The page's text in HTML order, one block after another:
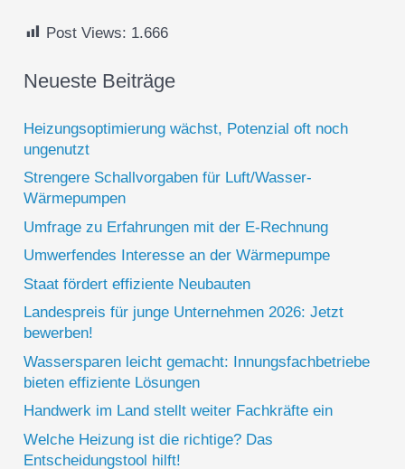
Post Views: 1.666
Neueste Beiträge
Heizungsoptimierung wächst, Potenzial oft noch
ungenutzt
Strengere Schallvorgaben für Luft/Wasser-
Wärmepumpen
Umfrage zu Erfahrungen mit der E-Rechnung
Umwerfendes Interesse an der Wärmepumpe
Staat fördert effiziente Neubauten
Landespreis für junge Unternehmen 2026: Jetzt
bewerben!
Wassersparen leicht gemacht: Innungsfachbetriebe
bieten effiziente Lösungen
Handwerk im Land stellt weiter Fachkräfte ein
Welche Heizung ist die richtige? Das
Entscheidungstool hilft!